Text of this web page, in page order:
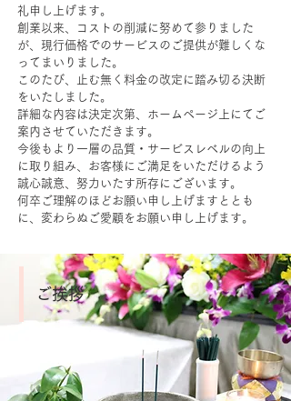
礼申し上げます。
創業以来、コストの削減に努めて参りました
が、現行価格でのサービスのご提供が難しくな
ってまいりました。
このたび、止む無く料金の改定に踏み切る決断
をいたしました。
詳細な内容は決定次第、ホームページ上にてご
案内させていただきます。
今後もより一層の品質・サービスレベルの向上
に取り組み、お客様にご満足をいただけるよう
誠心誠意、努力いたす所存にございます。
​何卒ご理解のほどお願い申し上げますととも
に、変わらぬご愛顧をお願い申し上げます。
ご挨拶